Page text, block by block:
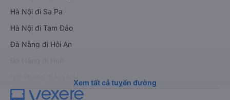
Hà Nội đi Sa Pa
Hà Nội đi Tam Đảo
Đà Nẵng đi Hội An
Xem tất cả tuyến đường